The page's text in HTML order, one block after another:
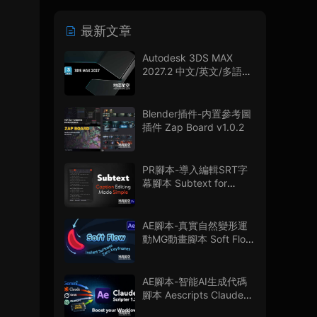
最新文章
Autodesk 3DS MAX
2027.2 中文/英文/多語言
Blender插件-内置參考圖
插件 Zap Board v1.0.2
PR腳本-導入編輯SRT字
幕腳本 Subtext for
AE腳本-真實自然變形運
動MG動畫腳本 Soft Flow
AE腳本-智能AI生成代碼
腳本 Aescripts Claude